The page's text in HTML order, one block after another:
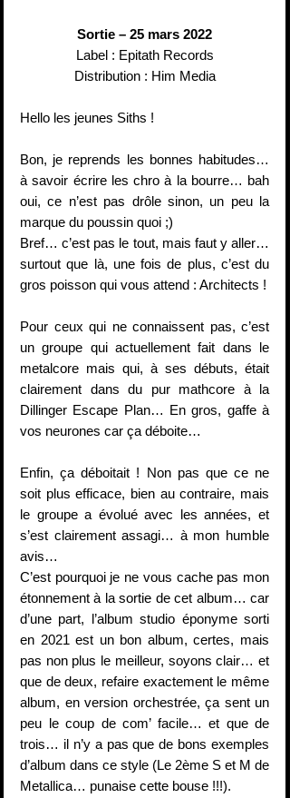
Sortie – 25 mars 2022
Label : Epitath Records
Distribution : Him Media
Hello les jeunes Siths !
Bon, je reprends les bonnes habitudes…
à savoir écrire les chro à la bourre… bah
oui, ce n’est pas drôle sinon, un peu la
marque du poussin quoi ;)
Bref… c’est pas le tout, mais faut y aller…
surtout que là, une fois de plus, c’est du
gros poisson qui vous attend : Architects !
Pour ceux qui ne connaissent pas, c’est
un groupe qui actuellement fait dans le
metalcore mais qui, à ses débuts, était
clairement dans du pur mathcore à la
Dillinger Escape Plan… En gros, gaffe à
vos neurones car ça déboite…
Enfin, ça déboitait ! Non pas que ce ne
soit plus efficace, bien au contraire, mais
le groupe a évolué avec les années, et
s’est clairement assagi… à mon humble
avis…
C’est pourquoi je ne vous cache pas mon
étonnement à la sortie de cet album… car
d’une part, l’album studio éponyme sorti
en 2021 est un bon album, certes, mais
pas non plus le meilleur, soyons clair… et
que de deux, refaire exactement le même
album, en version orchestrée, ça sent un
peu le coup de com’ facile… et que de
trois… il n’y a pas que de bons exemples
d’album dans ce style (Le 2ème S et M de
Metallica… punaise cette bouse !!!).